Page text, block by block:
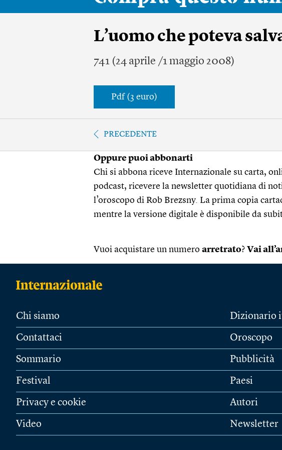
L’uomo che poteva
741 (24 aprile /1 maggio 2008)
Pdf (3 euro)
PRECEDENTE
Oppure puoi abbonarti
Chi si abbona riceve Internazionale su carta,
podcast, ricevere la newsletter quotidiana di
l’oroscopo di Rob Brezsny. La prima copia
mentre la versione digitale è disponibile da
Vuoi acquistare un numero arretrato? Vai
Chi siamo
Contattaci
Sommario
Festival
Privacy e cookie
Video
Dizionario
Oroscopo
Pubblicità
Paesi
Autori
Newsletter